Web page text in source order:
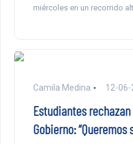
miércoles en un recorrido
Camila Medina 12-06-
Estudiantes
Gobierno: